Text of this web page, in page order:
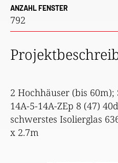
ANZAHL FENSTER
792
2 Hochhäuser (bis 60m);
14A-5-14A-ZEp 8 (47)
schwerstes Isolierglas
x 2.7m